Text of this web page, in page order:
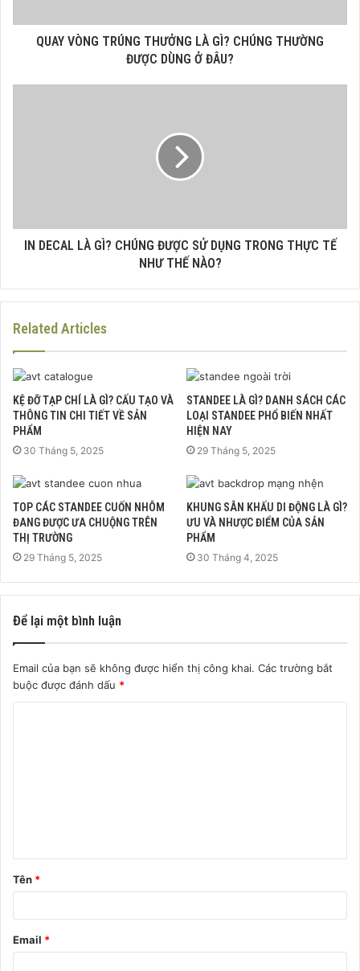
QUAY VÒNG TRÚNG THƯỞNG LÀ GÌ? CHÚNG THƯỜNG
ĐƯỢC DÙNG Ở ĐÂU?
IN DECAL LÀ GÌ? CHÚNG ĐƯỢC SỬ DỤNG TRONG THỰC TẾ
NHƯ THẾ NÀO?
Related Articles
KỆ ĐỠ TẠP CHÍ LÀ GÌ? CẤU TẠO VÀ
THÔNG TIN CHI TIẾT VỀ SẢN
PHẨM
30 Tháng 5, 2025
STANDEE LÀ GÌ? DANH SÁCH CÁC
LOẠI STANDEE PHỔ BIẾN NHẤT
HIỆN NAY
29 Tháng 5, 2025
TOP CÁC STANDEE CUỐN NHÔM
ĐANG ĐƯỢC ƯA CHUỘNG TRÊN
THỊ TRƯỜNG
29 Tháng 5, 2025
KHUNG SÂN KHẤU DI ĐỘNG LÀ GÌ?
ƯU VÀ NHƯỢC ĐIỂM CỦA SẢN
PHẨM
30 Tháng 4, 2025
Để lại một bình luận
Email của bạn sẽ không được hiển thị công khai. Các trường bắt
buộc được đánh dấu *
ậ
n
Tên *
Email *